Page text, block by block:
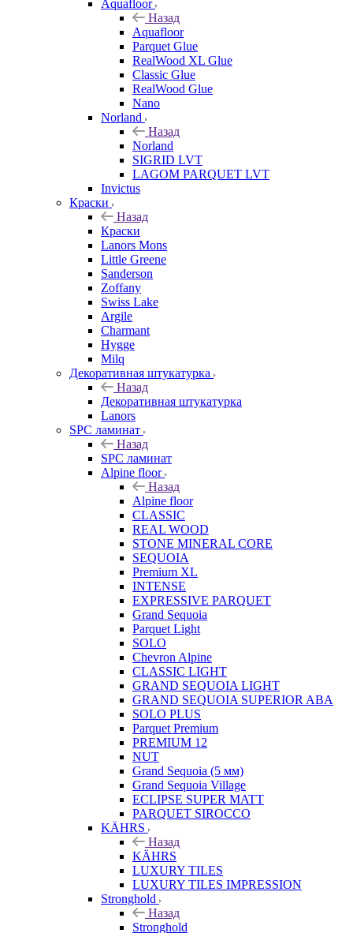
Aquafloor
Назад
Aquafloor
Parquet Glue
RealWood XL Glue
Classic Glue
RealWood Glue
Nano
Norland
Назад
Norland
SIGRID LVT
LAGOM PARQUET LVT
Invictus
Краски
Назад
Краски
Lanors Mons
Little Greene
Sanderson
Zoffany
Swiss Lake
Argile
Charmant
Hygge
Milq
Декоративная штукатурка
Назад
Декоративная штукатурка
Lanors
SPC ламинат
Назад
SPC ламинат
Alpine floor
Назад
Alpine floor
CLASSIC
REAL WOOD
STONE MINERAL CORE
SEQUOIA
Premium XL
INTENSE
EXPRESSIVE PARQUET
Grand Sequoia
Parquet Light
SOLO
Chevron Alpine
CLASSIC LIGHT
GRAND SEQUOIA LIGHT
GRAND SEQUOIA SUPERIOR ABA
SOLO PLUS
Parquet Premium
PREMIUM 12
NUT
Grand Sequoia (5 мм)
Grand Sequoia Village
ECLIPSE SUPER MATT
PARQUET SIROCCO
KÄHRS
Назад
KÄHRS
LUXURY TILES
LUXURY TILES IMPRESSION
Stronghold
Назад
Stronghold